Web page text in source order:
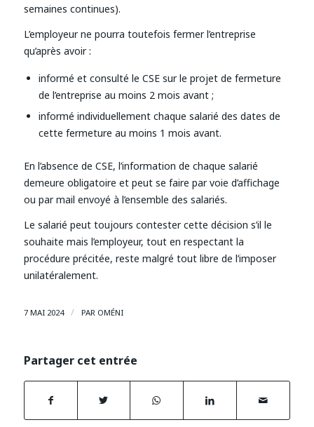
semaines continues).
L’employeur ne pourra toutefois fermer l’entreprise
qu’après avoir :
informé et consulté le CSE sur le projet de fermeture
de l’entreprise au moins 2 mois avant ;
informé individuellement chaque salarié des dates de
cette fermeture au moins 1 mois avant.
En l’absence de CSE, l’information de chaque salarié
demeure obligatoire et peut se faire par voie d’affichage
ou par mail envoyé à l’ensemble des salariés.
Le salarié peut toujours contester cette décision s’il le
souhaite mais l’employeur, tout en respectant la
procédure précitée, reste malgré tout libre de l’imposer
unilatéralement.
7 MAI 2024 / PAR OMÉNI
Partager cet entrée